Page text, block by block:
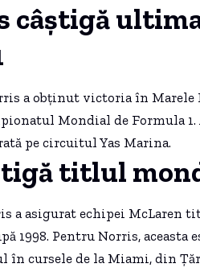
câștigă
a obținut victoria în Marele
Mondial de Formula 1.
pe circuitul Yas Marina.
titlul
a asigurat echipei
1998. Pentru Norris, aceasta
în cursele de la Miami, din